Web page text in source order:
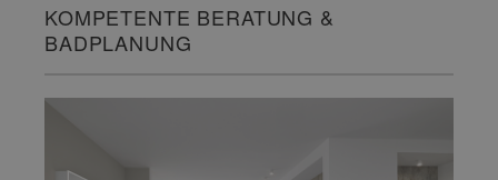
KOMPETENTE BERATUNG &
BADPLANUNG